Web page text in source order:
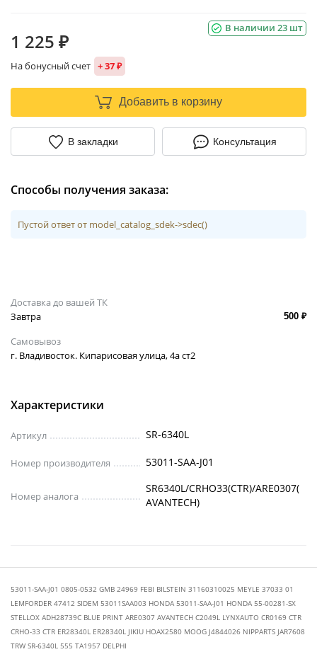
В наличии 23 шт
1 225 ₽
На бонусный счет + 37 ₽
Добавить в корзину
В закладки Консультация
Способы получения заказа:
Пустой ответ от model_catalog_sdek->sdec()
Доставка до вашей ТК
Завтра
500 ₽
Самовывоз
г. Владивосток. Кипарисовая улица, 4а ст2
Характеристики
Артикул SR-6340L
Номер производителя 53011-SAA-J01
Номер аналога
SR6340L/CRHO33(CTR)/ARE0307(
AVANTECH)
53011-SAA-J01 0805-0532 GMB 24969 FEBI BILSTEIN 31160310025 MEYLE 37033 01
LEMFORDER 47412 SIDEM 53011SAA003 HONDA 53011-SAA-J01 HONDA 55-00281-SX
STELLOX ADH28739C BLUE PRINT ARE0307 AVANTECH C2049L LYNXAUTO CR0169 CTR
CRHO-33 CTR ER28340L ER28340L JIKIU HOAX2580 MOOG J4844026 NIPPARTS JAR7608
TRW SR-6340L 555 TA1957 DELPHI